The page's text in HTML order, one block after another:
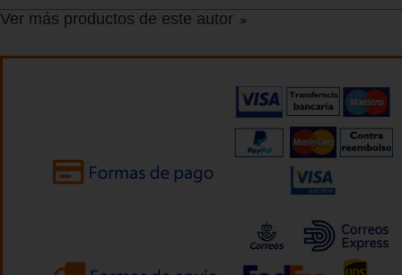
Ver más productos de este autor